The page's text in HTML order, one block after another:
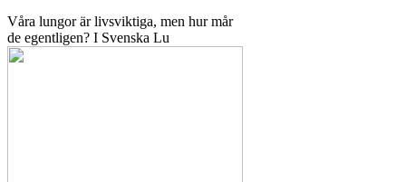
Våra lungor är livsviktiga, men hur mår
de egentligen? I Svenska Lu